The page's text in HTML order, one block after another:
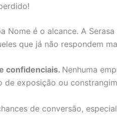
Nome é o alcance. A
que já não respondem
confidenciais. Nenhuma
de exposição ou
de conversão,